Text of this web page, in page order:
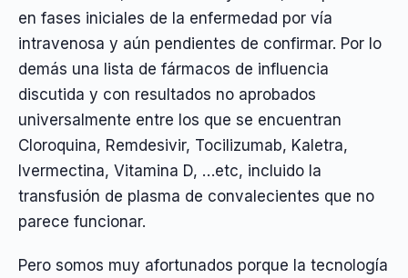
en fases iniciales de la enfermedad por vía
intravenosa y aún pendientes de confirmar. Por lo
demás una lista de fármacos de influencia
discutida y con resultados no aprobados
universalmente entre los que se encuentran
Cloroquina, Remdesivir, Tocilizumab, Kaletra,
Ivermectina, Vitamina D, …etc, incluido la
transfusión de plasma de convalecientes que no
parece funcionar.
Pero somos muy afortunados porque la tecnología